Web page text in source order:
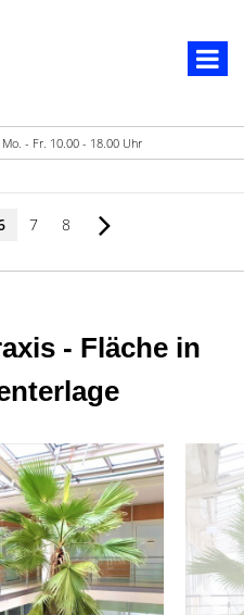
Mo. - Fr. 10.00 - 18.00 Uhr
7 8
- Fläche in